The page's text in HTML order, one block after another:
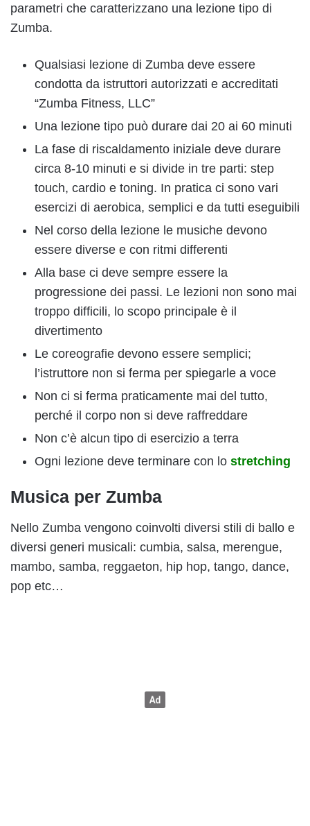
parametri che caratterizzano una lezione tipo di
Zumba.
Qualsiasi lezione di Zumba deve essere
condotta da istruttori autorizzati e accreditati
“Zumba Fitness, LLC”
Una lezione tipo può durare dai 20 ai 60 minuti
La fase di riscaldamento iniziale deve durare
circa 8-10 minuti e si divide in tre parti: step
touch, cardio e toning. In pratica ci sono vari
esercizi di aerobica, semplici e da tutti eseguibili
Nel corso della lezione le musiche devono
essere diverse e con ritmi differenti
Alla base ci deve sempre essere la
progressione dei passi. Le lezioni non sono mai
troppo difficili, lo scopo principale è il
divertimento
Le coreografie devono essere semplici;
l’istruttore non si ferma per spiegarle a voce
Non ci si ferma praticamente mai del tutto,
perché il corpo non si deve raffreddare
Non c’è alcun tipo di esercizio a terra
Ogni lezione deve terminare con lo stretching
Musica per Zumba
Nello Zumba vengono coinvolti diversi stili di ballo e
diversi generi musicali: cumbia, salsa, merengue,
mambo, samba, reggaeton, hip hop, tango, dance,
pop etc…